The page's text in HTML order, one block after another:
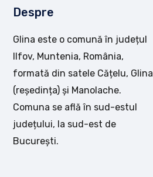
Despre
Glina este o comună în județul
Ilfov, Muntenia, România,
formată din satele Cățelu, Glina
(reședința) și Manolache.
Comuna se află în sud-estul
județului, la sud-est de
București.